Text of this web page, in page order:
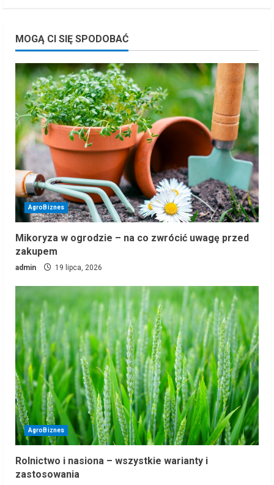
MOGĄ CI SIĘ SPODOBAĆ
AgroBiznes
Mikoryza w ogrodzie – na co zwrócić uwagę przed
zakupem
admin 19 lipca, 2026
AgroBiznes
Rolnictwo i nasiona – wszystkie warianty i
zastosowania